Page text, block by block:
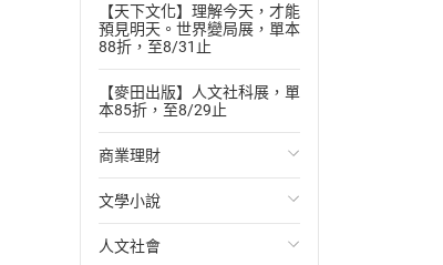
【天下文化】理解今天，才能
預見明天。世界變局展，單本
88折，至8/31止
【麥田出版】人文社科展，單
本85折，至8/29止
商業理財
投資理財
經濟/趨勢
文學小說
歐美文學
人文社會